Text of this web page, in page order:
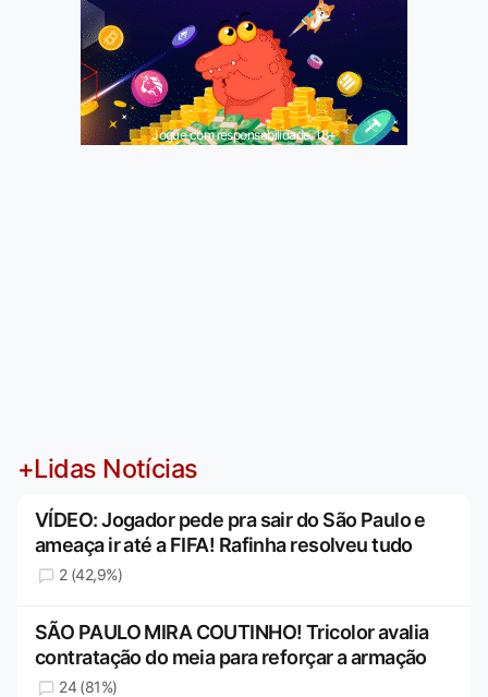
Jogue com responsabilidade. 18+
+Lidas Notícias
VÍDEO: Jogador pede pra sair do São Paulo e
ameaça ir até a FIFA! Rafinha resolveu tudo
2 (42,9%)
SÃO PAULO MIRA COUTINHO! Tricolor avalia
contratação do meia para reforçar a armação
24 (81%)